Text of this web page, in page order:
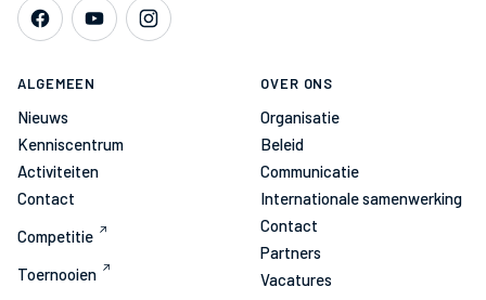
ALGEMEEN
Nieuws
Kenniscentrum
Activiteiten
Contact
Competitie
Toernooien
OVER ONS
Organisatie
Beleid
Communicatie
Internationale samenwerking
Contact
Partners
Vacatures